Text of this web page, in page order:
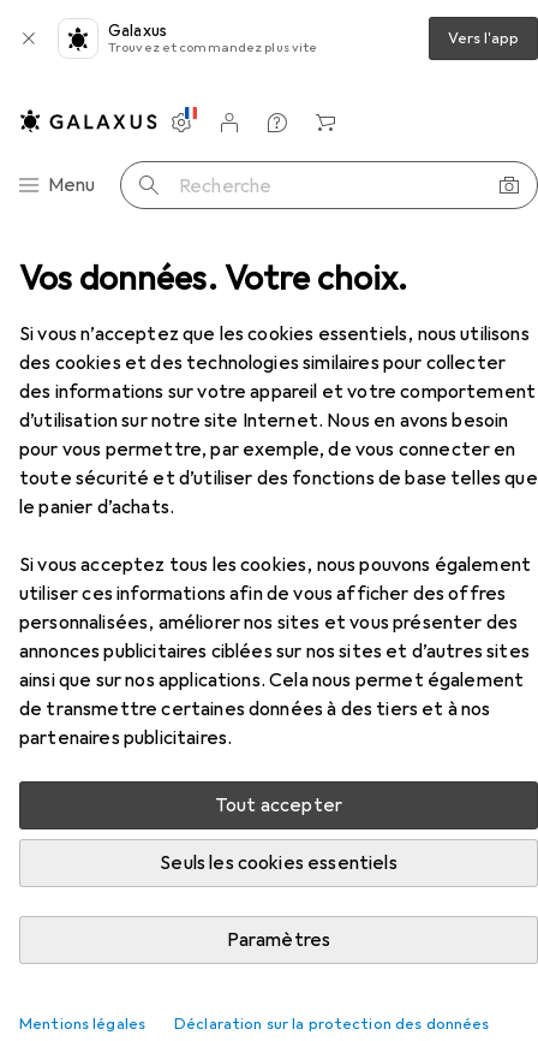
Vos données. Votre choix.
Si vous n’acceptez que les cookies essentiels, nous utilisons
des cookies et des technologies similaires pour collecter
des informations sur votre appareil et votre comportement
d’utilisation sur notre site Internet. Nous en avons besoin
pour vous permettre, par exemple, de vous connecter en
toute sécurité et d’utiliser des fonctions de base telles que
le panier d’achats.
Si vous acceptez tous les cookies, nous pouvons également
utiliser ces informations afin de vous afficher des offres
personnalisées, améliorer nos sites et vous présenter des
annonces publicitaires ciblées sur nos sites et d’autres sites
ainsi que sur nos applications. Cela nous permet également
de transmettre certaines données à des tiers et à nos
partenaires publicitaires.
Tout accepter
Seuls les cookies essentiels
Paramètres
Mentions légales Déclaration sur la protection des données
Galaxus
Trouvez et commandez plus vite Vers l'app
Navigation par catégorie
Menu Recherche
Paramètres
Compte client
Listes de comparaison
Listes d'envies
Panier
Imprimer Toner Kyocera TK-170
KyoceraTK-170
CF
Accessoires pour Kyocera TK-170
Ici, vous trouverez des accessoires compatibles avec le
produit Kyocera TK-170 de la catégorie Papier.
Pertinence
Liste des produits
REMISE QUANTITATIVE
Papier
HPMaison et bureau
A4, 500 feuilles, 80 g/m²